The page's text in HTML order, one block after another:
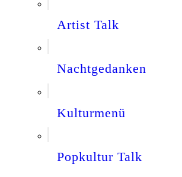
Artist Talk
Nachtgedanken
Kulturmenü
Popkultur Talk